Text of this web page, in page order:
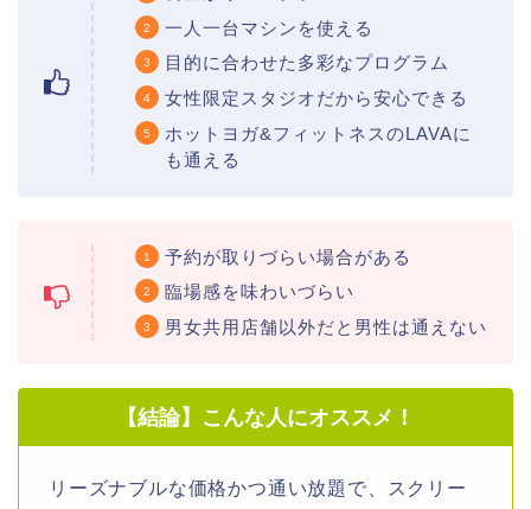
一人一台マシンを使える
目的に合わせた多彩なプログラム
女性限定スタジオだから安心できる
ホットヨガ&フィットネスのLAVAに
も通える
予約が取りづらい場合がある
臨場感を味わいづらい
男女共用店舗以外だと男性は通えない
【結論】こんな人にオススメ！
リーズナブルな価格かつ通い放題で、スクリー